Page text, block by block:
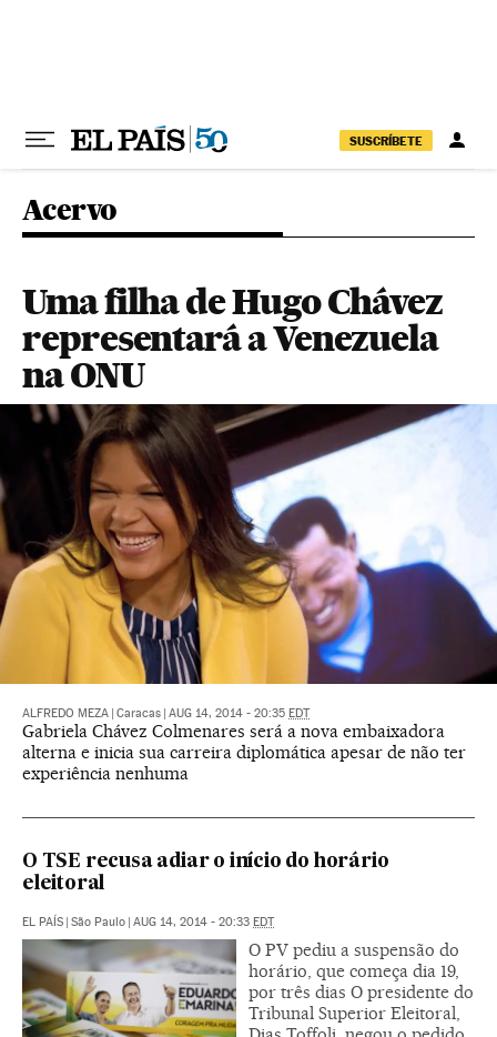
SUSCRÍBETE
Acervo
Uma filha de Hugo Chávez
representará a Venezuela
na ONU
ALFREDO MEZA Caracas AUG 14, 2014 - 20:35 EDT
Gabriela Chávez Colmenares será a nova embaixadora
alterna e inicia sua carreira diplomática apesar de não ter
experiência nenhuma
O TSE recusa adiar o início do horário
eleitoral
EL PAÍS São Paulo AUG 14, 2014 - 20:33 EDT
O PV pediu a suspensão do
horário, que começa dia 19,
por três dias O presidente do
Tribunal Superior Eleitoral,